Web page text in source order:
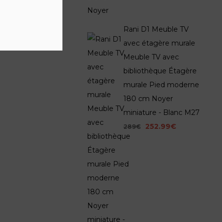
Rani D1 Meuble TV
avec étagère murale
Meuble TV avec
bibliothèque Étagère
murale Pied moderne
180 cm Noyer
miniature - Blanc M27
289€ 252.99€